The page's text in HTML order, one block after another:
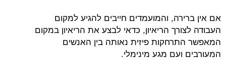
אם אין ברירה, והמועמדים חייבים להגיע למקום
העבודה לצורך הריאיון, כדאי לבצע את הריאיון במקום
המאפשר התרחקות פיזית נאותה בין האנשים
המעורבים ועם מגע מינימלי.